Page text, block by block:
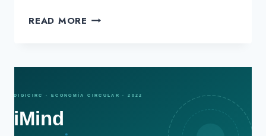
READ MORE MÉTRICA6